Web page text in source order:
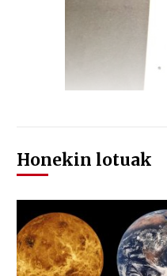
Honekin lotuak